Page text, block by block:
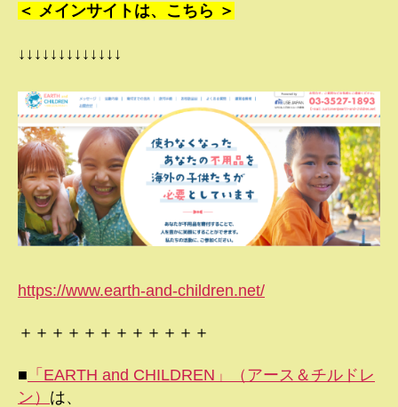
＜ メインサイトは、こちら ＞
↓↓↓↓↓↓↓↓↓↓↓↓↓
https://www.earth-and-children.net/
＋＋＋＋＋＋＋＋＋＋＋＋
■ 「EARTH and CHILDREN」（アース＆チルドレ
ン） は、